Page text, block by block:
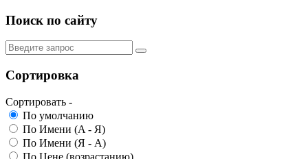
Поиск по сайту
Сортировка
Сортировать -
По умолчанию
По Имени (A - Я)
По Имени (Я - A)
По Цене (возрастанию)